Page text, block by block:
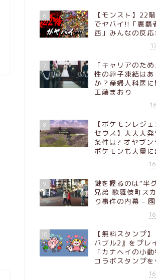
6
【モンスト】22
でヤバイ!!「裏覇
西」みんなの反応
7
「キャリアのた
性の卵子凍結はあ
か？産婦人科医
工藤まおり
8
【ポケモンレジ
セウス】大大大発
条件は? オヤブン
ポケモンも大量に
9
鍵を握るのは“半
兄弟 歌舞伎町ス
り事件の内幕 –
10
【無料スタンプ
バブル2』をプレ
「カナヘイの小
コラボスタンプを